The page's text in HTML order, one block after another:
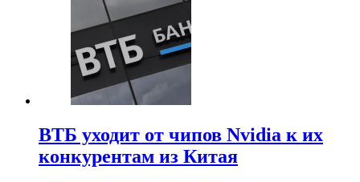
ВТБ уходит от чипов Nvidia к их
конкурентам из Китая